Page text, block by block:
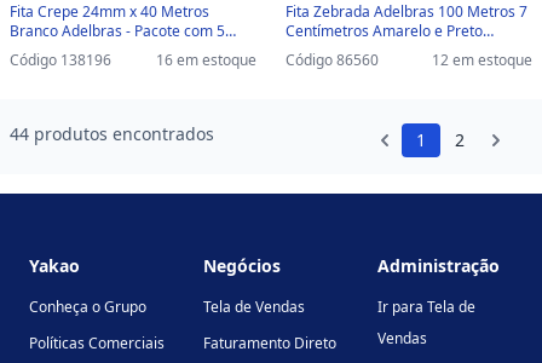
Fita Crepe 24mm x 40 Metros
Branco Adelbras - Pacote com 5
Unidades - 1624000005 -
1624000005
Código 138196 16 em estoque
Fita Zebrada Adelbras 100 Metros 7
Centímetros Amarelo e Preto
Unitário - 0686000002 -
0686000002
Código 86560 12 em estoque
44 produtos encontrados 1 2
Yakao
Conheça o Grupo
Políticas Comerciais
Negócios
Tela de Vendas
Faturamento Direto
Administração
Ir para Tela de
Vendas